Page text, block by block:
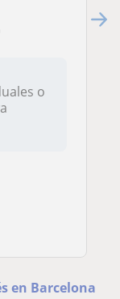
o
en Barcelona